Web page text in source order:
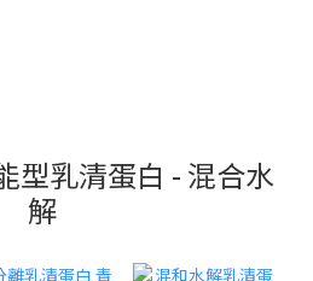
型乳清蛋白 - 混合水
解